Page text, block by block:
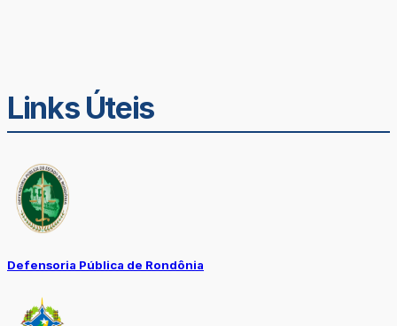
Links Úteis
Defensoria Pública de Rondônia